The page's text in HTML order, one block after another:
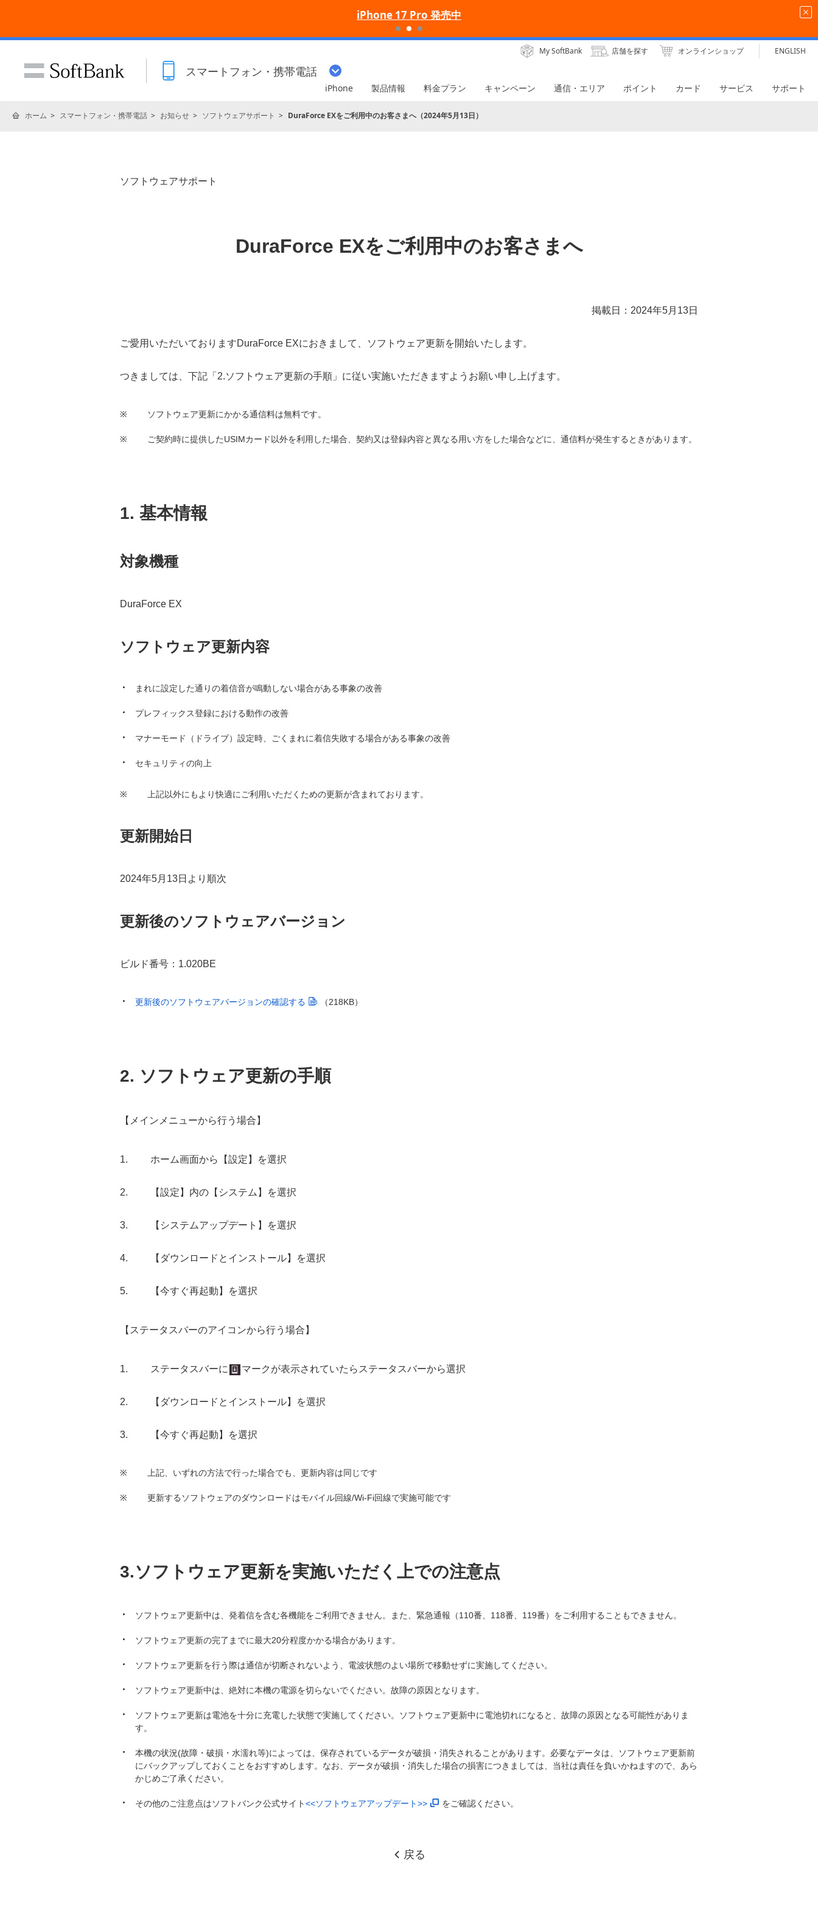
iPhone 17 Pro 発売中
スマートフォン・携帯電話
My SoftBank 店舗を探す オンラインショップ ENGLISH
iPhone 製品情報 料金プラン キャンペーン 通信・エリア ポイント カード サービス サポート
ホーム スマートフォン・携帯電話 お知らせ ソフトウェアサポート DuraForce EXをご利用中のお客さまへ（2024年5月13日）
ソフトウェアサポート
DuraForce EXをご利用中のお客さまへ
掲載日：2024年5月13日
ご愛用いただいておりますDuraForce EXにおきまして、ソフトウェア更新を開始いたします。
つきましては、下記 「2.ソフトウェア更新の手順」 に従い実施いただきますようお願い申し上げます。
※ ソフトウェア更新にかかる通信料は無料です。
※ ご契約時に提供したUSIMカード以外を利用した場合、契約又は登録内容と異なる用い方をした場合などに、通信料が発生するときがあります。
1. 基本情報
対象機種
DuraForce EX
ソフトウェア更新内容
まれに設定した通りの着信音が鳴動しない場合がある事象の改善
プレフィックス登録における動作の改善
マナーモード（ドライブ）設定時、ごくまれに着信失敗する場合がある事象の改善
セキュリティの向上
※ 上記以外にもより快適にご利用いただくための更新が含まれております。
更新開始日
2024年5月13日より順次
更新後のソフトウェアバージョン
ビルド番号：1.020BE
更新後のソフトウェアバージョンの確認する （218KB）
2. ソフトウェア更新の手順
【メインメニューから行う場合】
ホーム画面から【設定】を選択
【設定】内の【システム】を選択
【システムアップデート】を選択
【ダウンロードとインストール】を選択
【今すぐ再起動】を選択
【ステータスバーのアイコンから行う場合】
ステータスバーに マークが表示されていたらステータスバーから選択
【ダウンロードとインストール】を選択
【今すぐ再起動】を選択
※ 上記、いずれの方法で行った場合でも、更新内容は同じです
※ 更新するソフトウェアのダウンロードはモバイル回線/Wi-Fi回線で実施可能です
3.ソフトウェア更新を実施いただく上での注意点
ソフトウェア更新中は、発着信を含む各機能をご利用できません。また、緊急通報（110番、118番、119番）をご利用することもできません。
ソフトウェア更新の完了までに最大20分程度かかる場合があります。
ソフトウェア更新を行う際は通信が切断されないよう、電波状態のよい場所で移動せずに実施してください。
ソフトウェア更新中は、絶対に本機の電源を切らないでください。故障の原因となります。
ソフトウェア更新は電池を十分に充電した状態で実施してください。ソフトウェア更新中に電池切れになると、故障の原因となる可能性がありま
す。
本機の状況(故障・破損・水濡れ等)によっては、保存されているデータが破損・消失されることがあります。必要なデータは、ソフトウェア更新前
にバックアップしておくことをおすすめします。なお、データが破損・消失した場合の損害につきましては、当社は責任を負いかねますので、あら
かじめご了承ください。
その他のご注意点はソフトバンク公式サイト<<ソフトウェアアップデート>> をご確認ください。
戻る